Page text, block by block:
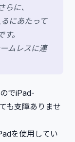
に、
にあたって
。
ムレスに連
でiPad-
も支障ありませ
を使用してい